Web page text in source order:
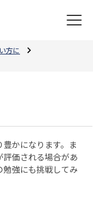
方に
かになります。ま
価される場合があ
勉強にも挑戦してみ